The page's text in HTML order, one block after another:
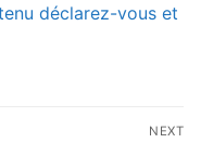
déclarez-vous et
NEXT